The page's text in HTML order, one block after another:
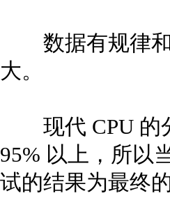
数据有规律和
大。
现代 CPU 的
95% 以上，所以
试的结果为最终